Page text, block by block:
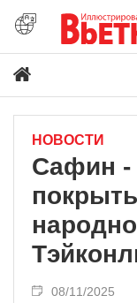
НОВОСТИ
Сафин -
08/11/2025